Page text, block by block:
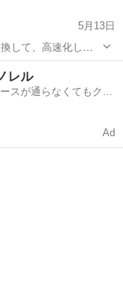
5月13日
して、高速化しち
イライラしたりし
レル
スが通らなくてもクル
Ad